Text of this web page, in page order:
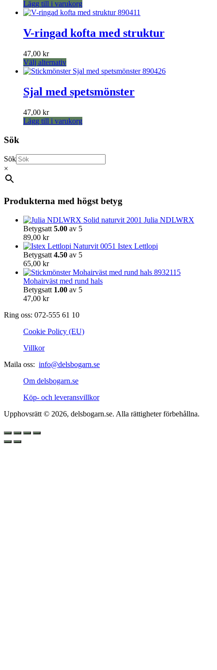
olika
alternativen
väljas
på
Lägg till i varukorg
V-ringad kofta med struktur
47,00 kr
Välj alternativDen
här
har
flera
olika
produktsidan
Sjal med spetsmönster
47,00 kr
Lägg till i varukorg
Sök
Sök
×
Produkterna med högst betyg
Julia NDLWRX
Betygsatt 5.00 av 5
89,00 kr
Istex Lettlopi
Betygsatt 4.50 av 5
65,00 kr
Mohairväst med rund hals
Betygsatt 1.00 av 5
47,00 kr
Ring oss: 072-555 61 10
Cookie Policy (EU)
Villkor
Maila oss: info@delsbogarn.se
Om delsbogarn.se
Köp- och leveransvillkor
Upphovsrätt © 2026, delsbogarn.se. Alla rättigheter förbehållna.